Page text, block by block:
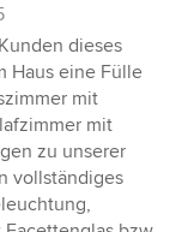
dieses
Haus eine Fülle
mit
mit
zu unserer
vollständiges